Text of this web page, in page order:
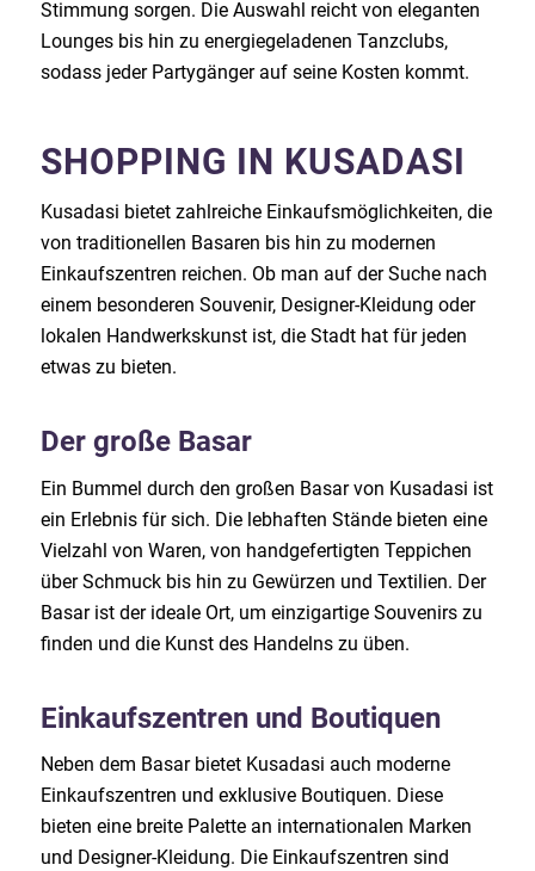
Stimmung sorgen. Die Auswahl reicht von eleganten
Lounges bis hin zu energiegeladenen Tanzclubs,
sodass jeder Partygänger auf seine Kosten kommt.
SHOPPING IN KUSADASI
Kusadasi bietet zahlreiche Einkaufsmöglichkeiten, die
von traditionellen Basaren bis hin zu modernen
Einkaufszentren reichen. Ob man auf der Suche nach
einem besonderen Souvenir, Designer-Kleidung oder
lokalen Handwerkskunst ist, die Stadt hat für jeden
etwas zu bieten.
Der große Basar
Ein Bummel durch den großen Basar von Kusadasi ist
ein Erlebnis für sich. Die lebhaften Stände bieten eine
Vielzahl von Waren, von handgefertigten Teppichen
über Schmuck bis hin zu Gewürzen und Textilien. Der
Basar ist der ideale Ort, um einzigartige Souvenirs zu
finden und die Kunst des Handelns zu üben.
Einkaufszentren und Boutiquen
Neben dem Basar bietet Kusadasi auch moderne
Einkaufszentren und exklusive Boutiquen. Diese
bieten eine breite Palette an internationalen Marken
und Designer-Kleidung. Die Einkaufszentren sind